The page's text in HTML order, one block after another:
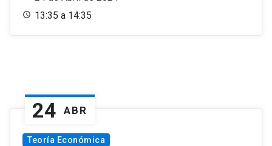
13:35 a 14:35
24 ABR
Teoría Económica